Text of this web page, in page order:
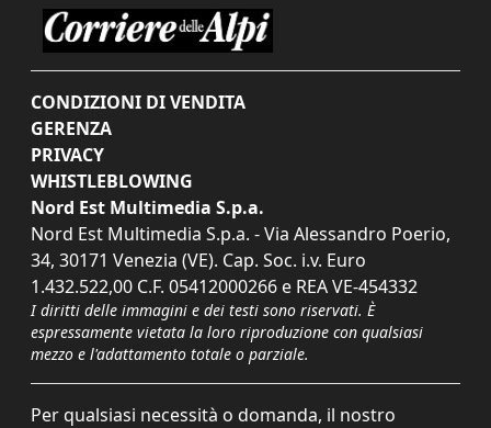
CONDIZIONI DI VENDITA
GERENZA
PRIVACY
WHISTLEBLOWING
Nord Est Multimedia S.p.a.
Nord Est Multimedia S.p.a. - Via Alessandro Poerio,
34, 30171 Venezia (VE). Cap. Soc. i.v. Euro
1.432.522,00 C.F. 05412000266 e REA VE-454332
I diritti delle immagini e dei testi sono riservati. È
espressamente vietata la loro riproduzione con qualsiasi
mezzo e l'adattamento totale o parziale.
Per qualsiasi necessità o domanda, il nostro